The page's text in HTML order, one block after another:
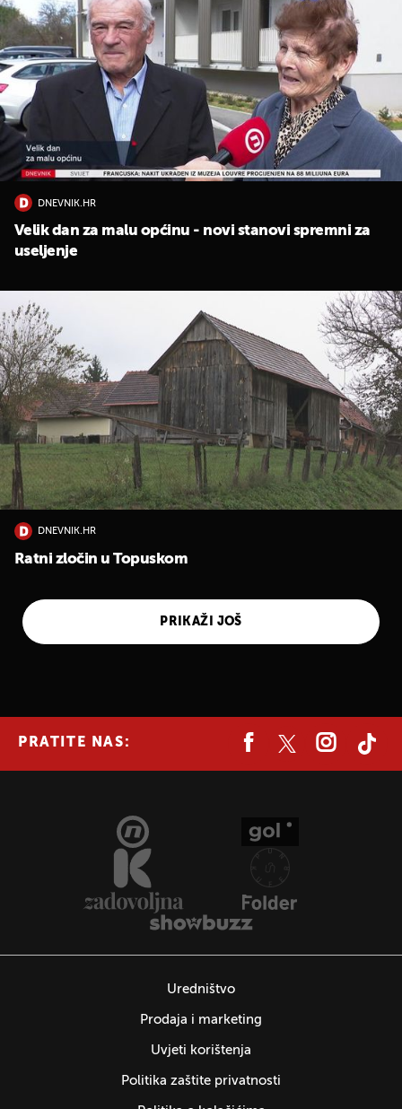
DNEVNIK.HR
Velik dan za malu općinu - novi stanovi spremni za
useljenje
DNEVNIK.HR
Ratni zločin u Topuskom
PRIKAŽI JOŠ
PRATITE NAS:
Uredništvo
Prodaja i marketing
Uvjeti korištenja
Politika zaštite privatnosti